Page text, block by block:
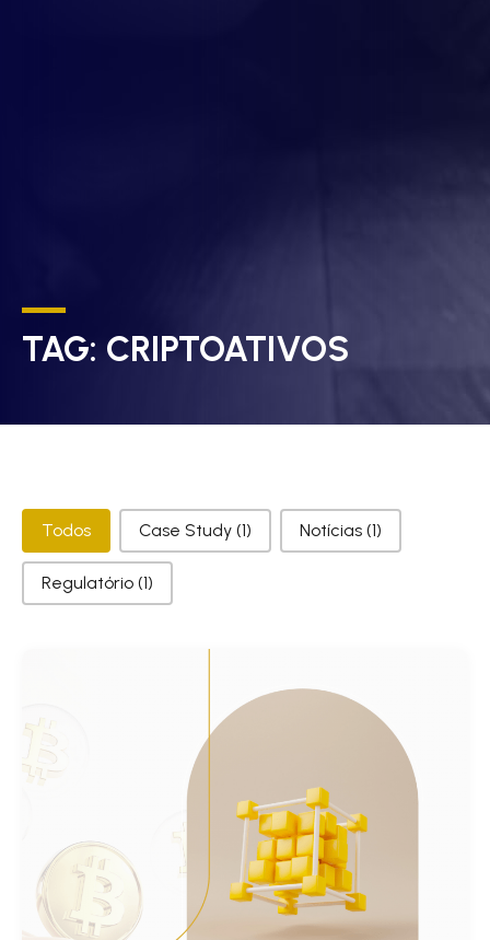
TAG: CRIPTOATIVOS
Categorias
Todos Case Study (1) Notícias (1)
Regulatório (1)